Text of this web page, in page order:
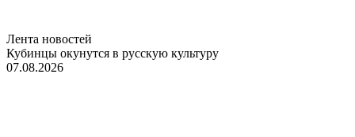
Лента новостей
Кубинцы окунутся в русскую культуру
07.08.2026